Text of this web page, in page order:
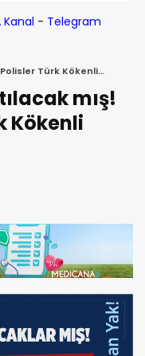
Kanal - Telegram
Türk Kökenli
mış!
Kökenli